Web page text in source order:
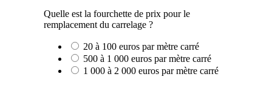
Quelle est la fourchette de prix pour le
remplacement du carrelage ?
20 à 100 euros par mètre carré
500 à 1 000 euros par mètre carré
1 000 à 2 000 euros par mètre carré